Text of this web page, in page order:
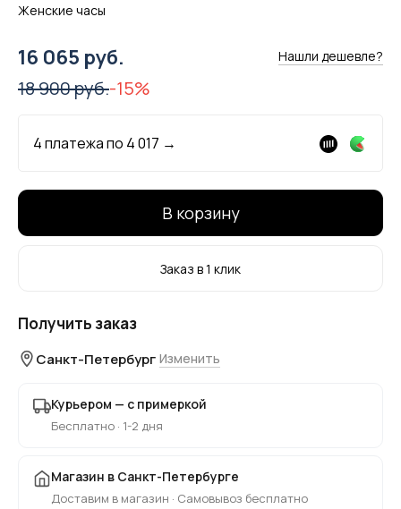
Женские часы
16 065 руб. Нашли дешевле?
18 900 руб.-15%
4 платежа по 4 017 →
В корзину
Заказ в 1 клик
Получить заказ
Санкт-Петербург Изменить
Курьером — с примеркой
Бесплатно · 1-2 дня
Магазин в Санкт-Петербурге
Доставим в магазин · Самовывоз бесплатно